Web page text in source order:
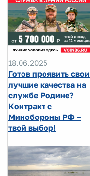
18.06.2025
Готов проявить свои
лучшие качества на
службе Родине?
Контракт с
Минобороны РФ –
твой выбор!